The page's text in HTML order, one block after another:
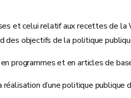
et celui relatif aux recettes de
objectifs de la politique
programmes et en articles de
d’une politique publique